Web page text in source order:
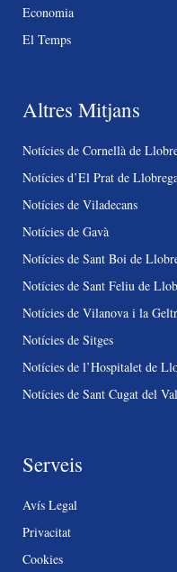
Economia
El Temps
Altres Mitjans
Notícies de Cornellà de
Notícies d’El Prat de
Notícies de Viladecans
Notícies de Gavà
Notícies de Sant Boi de
Notícies de Sant Feliu de
Notícies de Vilanova i la
Notícies de Sitges
Notícies de l’Hospitalet de
Notícies de Sant Cugat del
Serveis
Avís Legal
Privacitat
Cookies